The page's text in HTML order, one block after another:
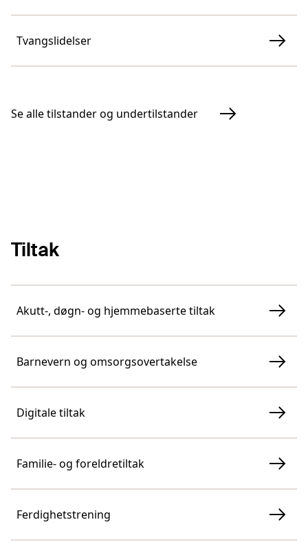
Tvangslidelser
Se alle tilstander og undertilstander
Tiltak
Akutt-, døgn- og hjemmebaserte tiltak
Barnevern og omsorgsovertakelse
Digitale tiltak
Familie- og foreldretiltak
Ferdighetstrening